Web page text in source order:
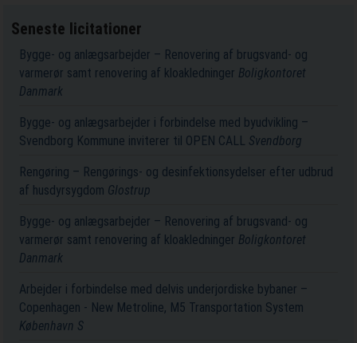
Seneste licitationer
Bygge- og anlægsarbejder – Renovering af brugsvand- og
varmerør samt renovering af kloakledninger Boligkontoret
Danmark
Bygge- og anlægsarbejder i forbindelse med byudvikling –
Svendborg Kommune inviterer til OPEN CALL Svendborg
Rengøring – Rengørings- og desinfektionsydelser efter udbrud
af husdyrsygdom Glostrup
Bygge- og anlægsarbejder – Renovering af brugsvand- og
varmerør samt renovering af kloakledninger Boligkontoret
Danmark
Arbejder i forbindelse med delvis underjordiske bybaner –
Copenhagen - New Metroline, M5 Transportation System
København S